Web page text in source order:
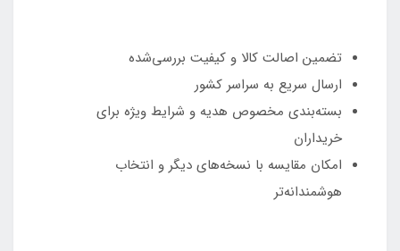
تضمین اصالت کالا و کیفیت بررسی‌شده
ارسال سریع به سراسر کشور
بسته‌بندی مخصوص هدیه و شرایط ویژه برای
خریداران
امکان مقایسه با نسخه‌های دیگر و انتخاب
هوشمندانه‌تر